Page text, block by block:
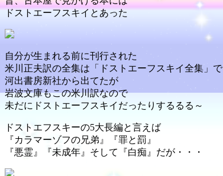
ドストエーフスキイとあった
自分が生まれる前に刊行された
米川正夫訳の全集は「ドストエーフスキイ全集」で
河出書房新社から出てたが
岩波文庫もこの米川訳なので
未だにドストエーフスキイだったりするるる～
ドストエフスキーの5大長編と言えば
『カラマーゾフの兄弟』『罪と罰』
『悪霊』『未成年』そして『白痴』だが・・・